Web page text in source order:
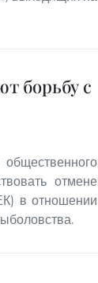
борьбу с
отмене
в отношении